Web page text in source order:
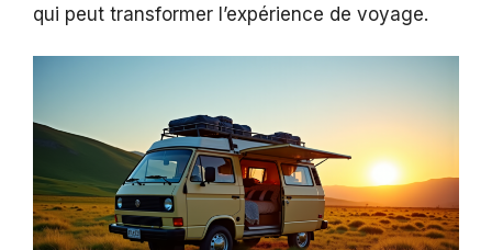
qui peut transformer l’expérience de voyage.